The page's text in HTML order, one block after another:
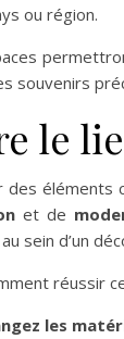
ou région.
souvenirs
le
des éléments
et de
sein d’un
réussir
les